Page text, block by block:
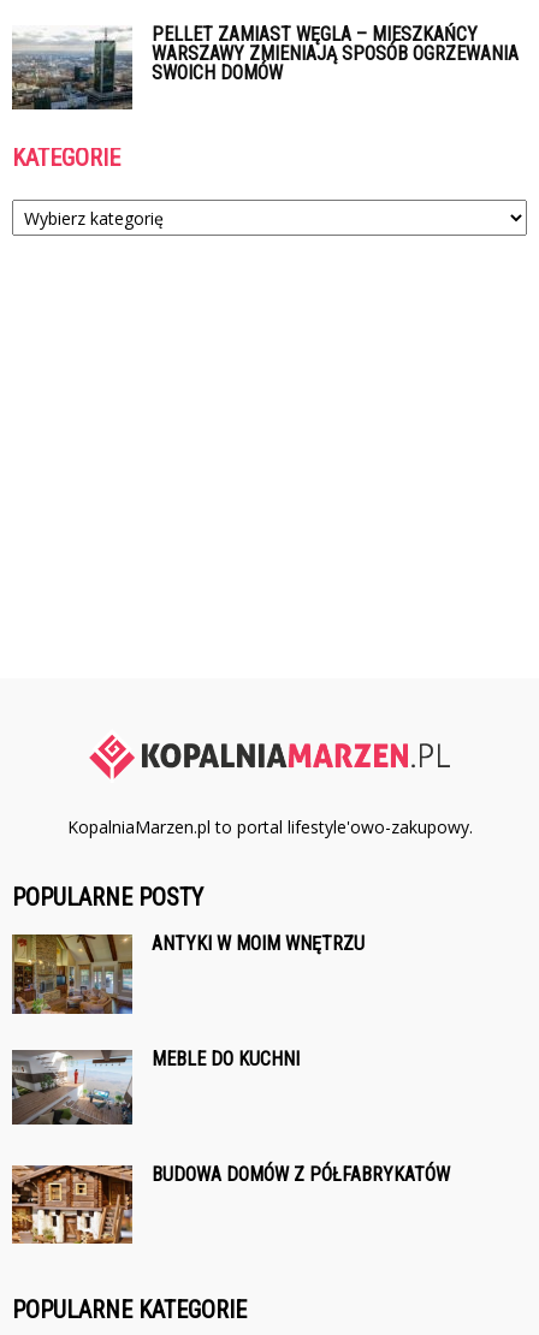
PELLET ZAMIAST WĘGLA – MIESZKAŃCY
WARSZAWY ZMIENIAJĄ SPOSÓB OGRZEWANIA
SWOICH DOMÓW
KATEGORIE
Kategorie
KopalniaMarzen.pl to portal lifestyle'owo-zakupowy.
POPULARNE POSTY
ANTYKI W MOIM WNĘTRZU
MEBLE DO KUCHNI
BUDOWA DOMÓW Z PÓŁFABRYKATÓW
POPULARNE KATEGORIE